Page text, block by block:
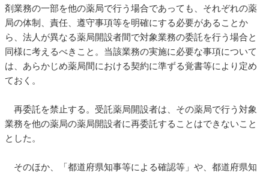
剤業務の一部を他の薬局で行う場合であっても、それぞれの薬
局の体制、責任、遵守事項等を明確にする必要があることか
ら、法人が異なる薬局開設者間で対象業務の委託を行う場合と
同様に考えるべきこと。当該業務の実施に必要な事項について
は、あらかじめ薬局間における契約に準ずる覚書等により定め
ておく。
再委託を禁止する。受託薬局開設者は、その薬局で行う対象
業務を他の薬局の薬局開設者に再委託することはできないこと
とした。
そのほか、「都道府県知事等による確認等」や、都道府県知